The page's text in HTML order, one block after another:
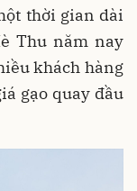
thời gian dài
Thu năm nay
khách hàng
gạo quay đầu